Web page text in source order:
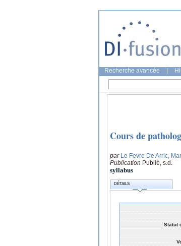
Recherche avancée
Cours de
par Le Fevre De Arric,
Publication Publié, s.d.
syllabus
DÉTAILS
Statut